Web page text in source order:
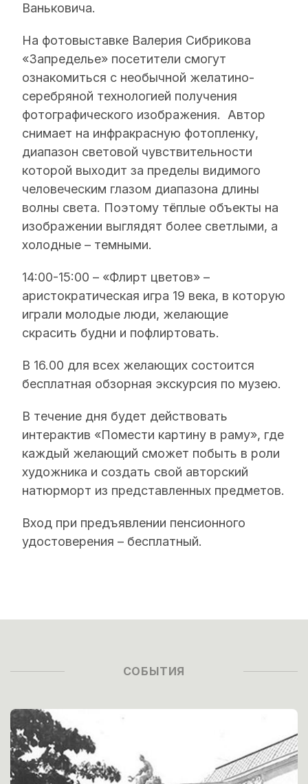
Ваньковича.
На фотовыставке Валерия Сибрикова
«Запределье» посетители смогут
ознакомиться с необычной желатино-
серебряной технологией получения
фотографического изображения. Автор
снимает на инфракрасную фотопленку,
диапазон световой чувствительности
которой выходит за пределы видимого
человеческим глазом диапазона длины
волны света. Поэтому тёплые объекты на
изображении выглядят более светлыми, а
холодные – темными.
14:00-15:00 – «Флирт цветов» –
аристократическая игра 19 века, в которую
играли молодые люди, желающие
скрасить будни и пофлиртовать.
В 16.00 для всех желающих состоится
бесплатная обзорная экскурсия по музею.
В течение дня будет действовать
интерактив «Помести картину в раму», где
каждый желающий сможет побыть в роли
художника и создать свой авторский
натюрморт из представленных предметов.
Вход при предъявлении пенсионного
удостоверения – бесплатный.
СОБЫТИЯ